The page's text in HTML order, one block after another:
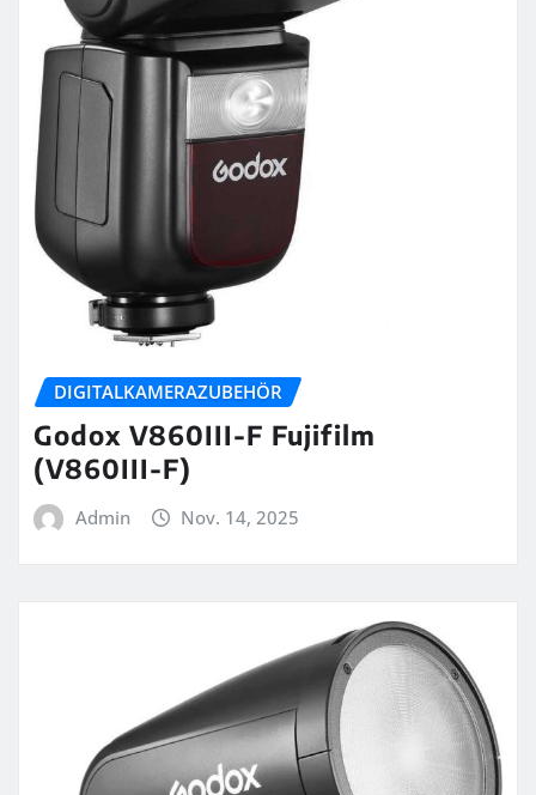
DIGITALKAMERAZUBEHÖR
Godox V860III-F Fujifilm
(V860III-F)
Admin Nov. 14, 2025